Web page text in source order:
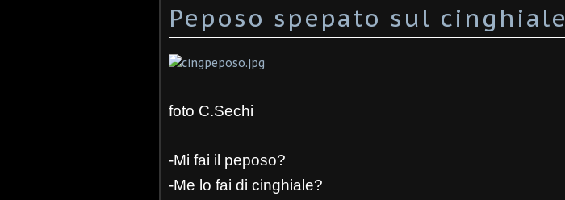
Peposo spepato sul cinghiale
foto C.Sechi
-Mi fai il peposo?
-Me lo fai di cinghiale?